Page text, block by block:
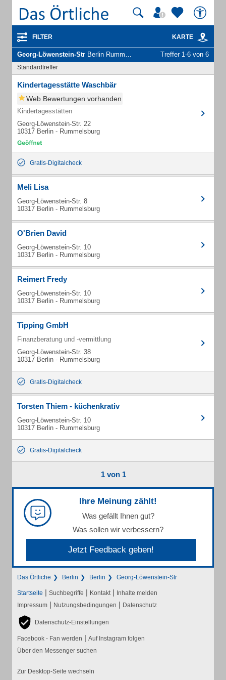
FILTER KARTE
Georg-Löwenstein-Str Berlin Rummelsburg - Unternehmen und Personen Treffer 1-6 von 6
Standardtreffer
Kindertagesstätte Waschbär
Web Bewertungen vorhanden
Kindertagesstätten
Georg-Löwenstein-Str. 22
10317 Berlin - Rummelsburg
Gratis-Digitalcheck
Meli Lisa
Georg-Löwenstein-Str. 8
10317 Berlin - Rummelsburg
O'Brien David
Georg-Löwenstein-Str. 10
10317 Berlin - Rummelsburg
Reimert Fredy
Georg-Löwenstein-Str. 10
10317 Berlin - Rummelsburg
Tipping GmbH
Finanzberatung und -vermittlung
Georg-Löwenstein-Str. 38
10317 Berlin - Rummelsburg
Gratis-Digitalcheck
Torsten Thiem - küchenkrativ
Georg-Löwenstein-Str. 10
10317 Berlin - Rummelsburg
Gratis-Digitalcheck
1 von 1
Ihre Meinung zählt!
Was gefällt Ihnen gut?
Was sollen wir verbessern?
Jetzt Feedback geben!
Das Örtliche Berlin Berlin Georg-Löwenstein-Str
Startseite | Suchbegriffe | Kontakt | Inhalte melden
Impressum | Nutzungsbedingungen | Datenschutz
Datenschutz-Einstellungen
Facebook - Fan werden | Auf Instagram folgen
Über den Messenger suchen
Zur Desktop-Seite wechseln